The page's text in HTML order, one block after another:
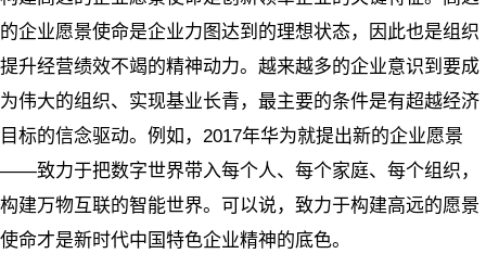
的企业愿景使命是企业力图达到的理想状态，因此也是组织
提升经营绩效不竭的精神动力。越来越多的企业意识到要成
为伟大的组织、实现基业长青，最主要的条件是有超越经济
目标的信念驱动。例如，2017年华为就提出新的企业愿景
——致力于把数字世界带入每个人、每个家庭、每个组织，
构建万物互联的智能世界。可以说，致力于构建高远的愿景
使命才是新时代中国特色企业精神的底色。